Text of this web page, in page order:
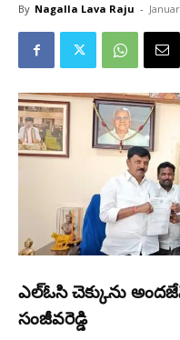
By Nagalla Lava Raju -
ఎల్ఓసి చెక్కును
సంజీవరెడ్డి